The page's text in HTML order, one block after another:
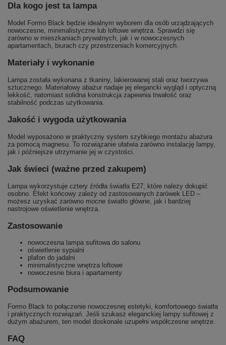
Dla kogo jest ta lampa
Model Formo Black będzie idealnym wyborem dla osób urządzających
nowoczesne, minimalistyczne lub loftowe wnętrza. Sprawdzi się
zarówno w mieszkaniach prywatnych, jak i w nowoczesnych
apartamentach, biurach czy przestrzeniach komercyjnych.
Materiały i wykonanie
Lampa została wykonana z tkaniny, lakierowanej stali oraz tworzywa
sztucznego. Materiałowy abażur nadaje jej elegancki wygląd i optyczną
lekkość, natomiast solidna konstrukcja zapewnia trwałość oraz
stabilność podczas użytkowania.
Jakość i wygoda użytkowania
Model wyposażono w praktyczny system szybkiego montażu abażura
za pomocą magnesu. To rozwiązanie ułatwia zarówno instalację lampy,
jak i późniejsze utrzymanie jej w czystości.
Jak świeci (ważne przed zakupem)
Lampa wykorzystuje cztery źródła światła E27, które należy dokupić
osobno. Efekt końcowy zależy od zastosowanych żarówek LED –
możesz uzyskać zarówno mocne światło główne, jak i bardziej
nastrojowe oświetlenie wnętrza.
Zastosowanie
nowoczesna lampa sufitowa do salonu
oświetlenie sypialni
plafon do jadalni
minimalistyczne wnętrza loftowe
nowoczesne biura i apartamenty
Podsumowanie
Formo Black to połączenie nowoczesnej estetyki, komfortowego światła
i praktycznych rozwiązań. Jeśli szukasz eleganckiej lampy sufitowej z
dużym abażurem, ten model doskonale uzupełni współczesne wnętrze.
FAQ